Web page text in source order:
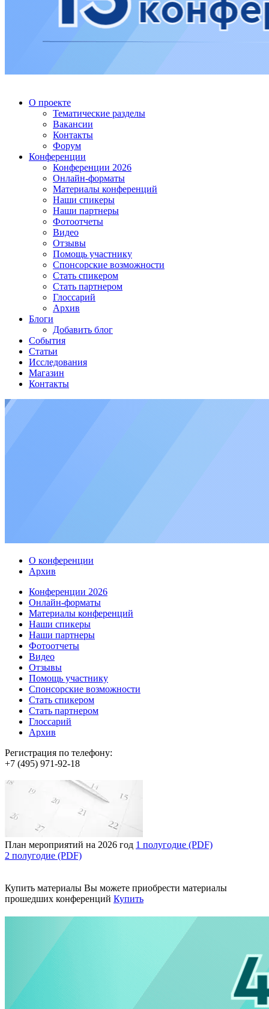
О проекте
Тематические разделы
Вакансии
Контакты
Форум
Конференции
Конференции 2026
Онлайн-форматы
Материалы конференций
Наши спикеры
Наши партнеры
Фотоотчеты
Видео
Отзывы
Помощь участнику
Спонсорские возможности
Стать спикером
Стать партнером
Глоссарий
Архив
Блоги
Добавить блог
События
Статьи
Исследования
Магазин
Контакты
О конференции
Архив
Конференции 2026
Онлайн-форматы
Материалы конференций
Наши спикеры
Наши партнеры
Фотоотчеты
Видео
Отзывы
Помощь участнику
Спонсорские возможности
Стать спикером
Стать партнером
Глоссарий
Архив
Регистрация по телефону:
+7 (495) 971-92-18
План мероприятий на 2026 год 1 полугодие (PDF)
2 полугодие (PDF)
Купить материалы Вы можете приобрести материалы
прошедших конференций Купить